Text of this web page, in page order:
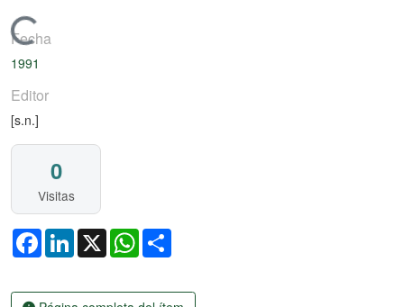
Cargando...
Fecha
1991
Editor
[s.n.]
0
Visitas
FacebookLinkedIn
X WhatsApp